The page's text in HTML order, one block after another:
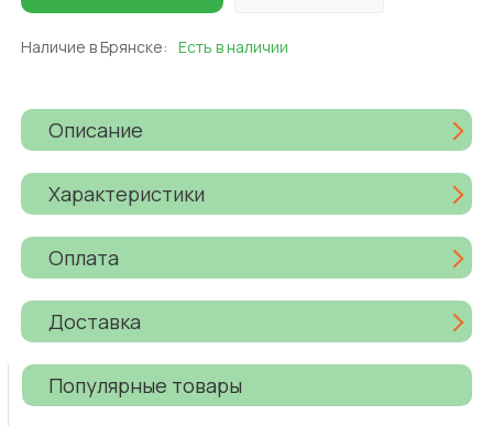
Наличие в Брянске: Есть в наличии
Описание
Характеристики
Оплата
Доставка
Популярные товары